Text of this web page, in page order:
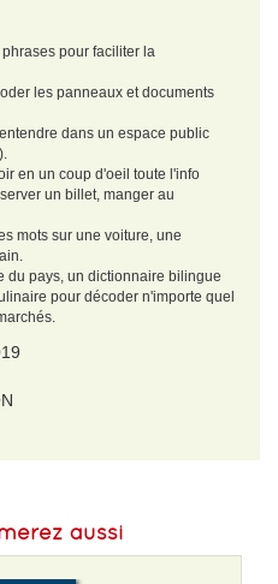
pour faciliter la
les panneaux et documents
dans un espace public
en un coup d'oeil toute l'info
un billet, manger au
mots sur une voiture, une
du pays, un dictionnaire bilingue
pour décoder n'importe quel
aussi